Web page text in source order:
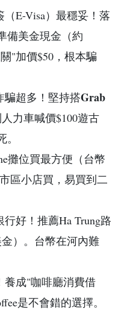
E-Visa）最穩妥！落
備美金現金（約
"加價$50，根本騙
騙超多！堅持搭Grab
力車喊價$100遊古
攤位買最方便（台幣
區小店買，易買到二
好！推薦Ha Trung路
）。台幣在河內難
養成"咖啡廳消費借
是不會錯的選擇。